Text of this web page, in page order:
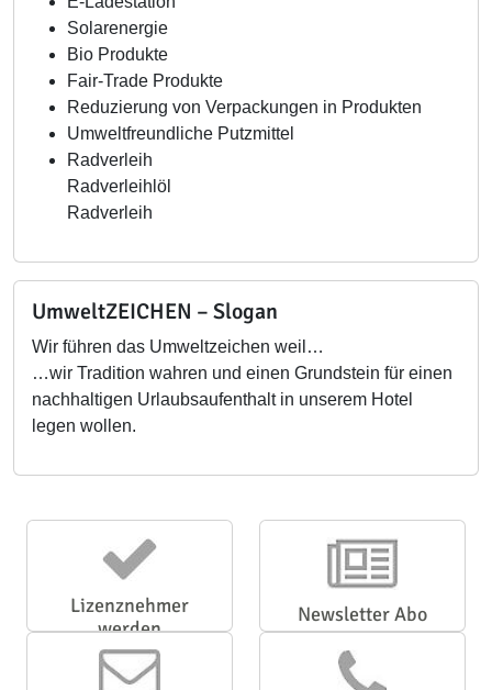
Solarenergie
Bio Produkte
Fair-Trade Produkte
Reduzierung von Verpackungen in Produkten
Umweltfreundliche Putzmittel
Radverleih
Radverleihlöl
Radverleih
UmweltZEICHEN – Slogan
Wir führen das Umweltzeichen weil…
…wir Tradition wahren und einen Grundstein für einen
nachhaltigen Urlaubsaufenthalt in unserem Hotel
legen wollen.
Lizenznehmer
werden
Newsletter Abo